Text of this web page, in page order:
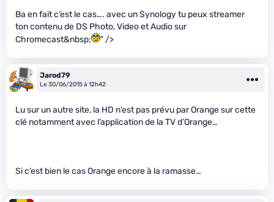
Ba en fait c’est le cas…. avec un Synology tu peux streamer
ton contenu de DS Photo, Video et Audio sur
Chromecast&nbsp;
" />
Jarod79
Le 30/06/2015 à 12h42
Lu sur un autre site, la HD n’est pas prévu par Orange sur cette
clé notamment avec l’application de la TV d’Orange…
Si c’est bien le cas Orange encore à la ramasse…